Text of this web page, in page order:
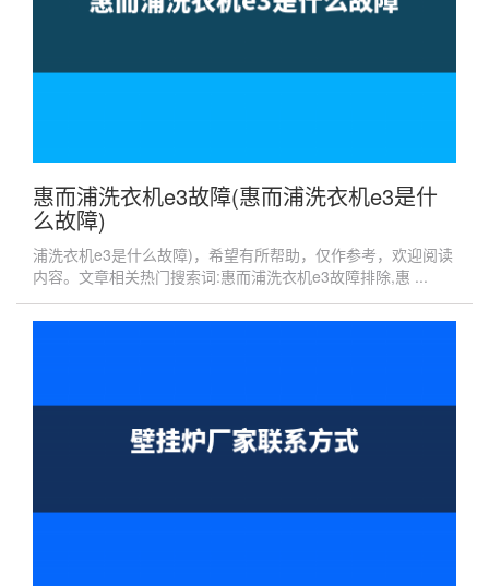
惠而浦洗衣机e3故障(惠而浦洗衣机e3是什
么故障)
浦洗衣机e3是什么故障)，希望有所帮助，仅作参考，欢迎阅读
内容。文章相关热门搜索词:惠而浦洗衣机e3故障排除,惠 ...